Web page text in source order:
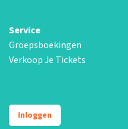
Service
Groepsboekingen
Verkoop Je Tickets
Inloggen